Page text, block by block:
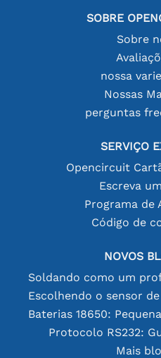
SOBRE
Sobre
nossa
Nossas
perguntas
SERVIÇO
Opencircuit
Escreva
Programa de
Código de
NOVOS
Protocolo RS232:
Mais